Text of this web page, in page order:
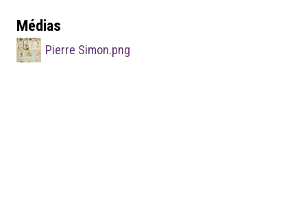
Médias
Pierre Simon.png